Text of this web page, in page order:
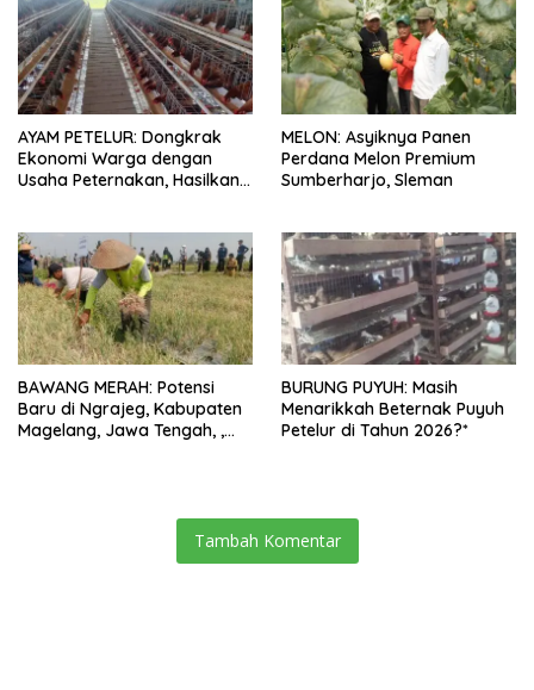
AYAM PETELUR: Dongkrak
Ekonomi Warga dengan
Usaha Peternakan, Hasilkan
MELON: Asyiknya Panen
Perdana Melon Premium
Sumberharjo, Sleman
BAWANG MERAH: Potensi
Baru di Ngrajeg, Kabupaten
Magelang, Jawa Tengah, ,
BURUNG PUYUH: Masih
Menarikkah Beternak Puyuh
Petelur di Tahun 2026?*
Tambah Komentar